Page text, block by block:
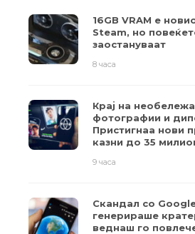
16GB VRAM е
Steam, но
заостануваат
8 часа
Крај на
фотографии и
Пристигнаа нови
казни до 35
9 часа
Скандал со
генерираше
веднаш го